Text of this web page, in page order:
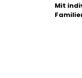
Mit